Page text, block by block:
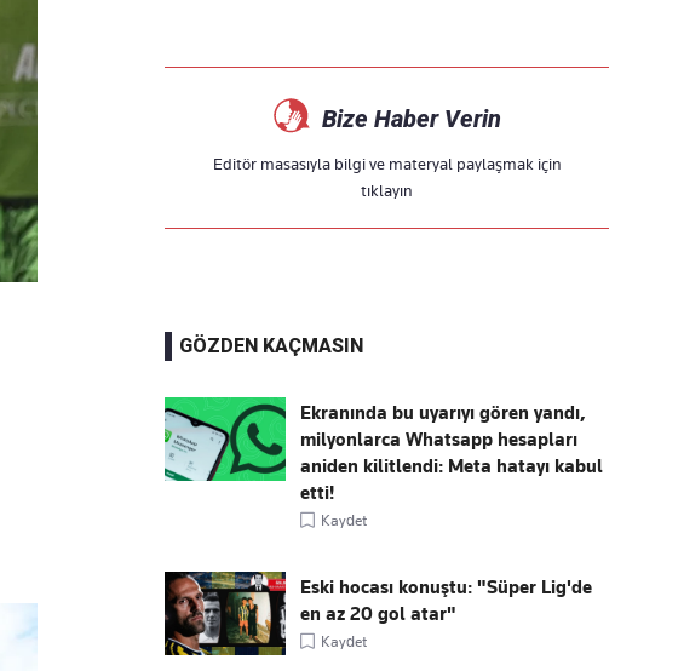
Bize Haber Verin
Editör masasıyla bilgi ve materyal paylaşmak için
tıklayın
GÖZDEN KAÇMASIN
Ekranında bu uyarıyı gören yandı,
milyonlarca Whatsapp hesapları
aniden kilitlendi: Meta hatayı kabul
etti!
Kaydet
Eski hocası konuştu: "Süper Lig'de
en az 20 gol atar"
Kaydet